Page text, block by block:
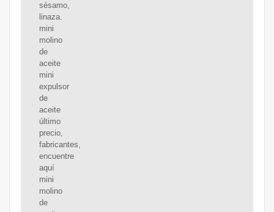
sésamo,
linaza.
mini
molino
de
aceite
mini
expulsor
de
aceite
último
precio,
fabricantes,
encuentre
aquí
mini
molino
de